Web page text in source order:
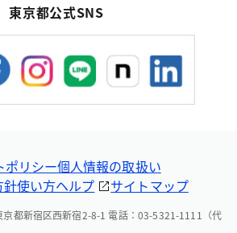
東京都公式SNS
ポリシー個人情報の取扱い
針使い方ヘルプ サイトマップ
都新宿区西新宿2-8-1 電話：03-5321-1111（代